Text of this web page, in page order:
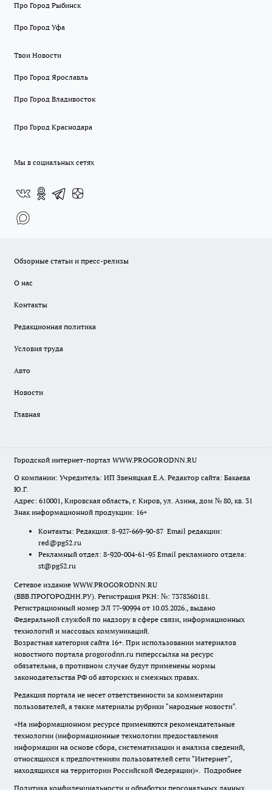
Про Город Рыбинск
Про Город Уфа
Твои Новости
Про Город Ярославль
Про Город Владивосток
Про Город Краснодара
Мы в социальных сетях
Обзорные статьи и пресс-релизы
О нас
Контакты
Редакционная политика
Условия труда
Авто
Новости
Главная
Городской интернет-портал WWW.PROGORODNN.RU
О компании: Учредитель: ИП Звеняцкая Е.А. Редактор сайта: Бакаева
Ю.Г.
Адрес: 610001, Кировская область, г. Киров, ул. Азина, дом № 80, кв. 31
Знак информационной продукции: 16+
Контакты: Редакция: 8-927-669-90-87 Email редакции:
red@pg52.ru
Рекламный отдел: 8-920-004-61-95 Email рекламного отдела:
st@pg52.ru
Сетевое издание WWW.PROGORODNN.RU
(ВВВ.ПРОГОРОДНН.РУ). Регистрация РКН: №: 7378360181.
Регистрационный номер ЭЛ 77-90994 от 10.03.2026., выдано
Федеральной службой по надзору в сфере связи, информационных
технологий и массовых коммуникаций.
Возрастная категория сайта 16+. При использовании материалов
новостного портала progorodnn.ru гиперссылка на ресурс
обязательна, в противном случае будут применены нормы
законодательства РФ об авторских и смежных правах.
Редакция портала не несет ответственности за комментарии
пользователей, а также материалы рубрики "народные новости".
«На информационном ресурсе применяются рекомендательные
технологии (информационные технологии предоставления
информации на основе сбора, систематизации и анализа сведений,
относящихся к предпочтениям пользователей сети "Интернет",
находящихся на территории Российской Федерации)». Подробнее
Политика конфиденциальности и обработки персональных данных